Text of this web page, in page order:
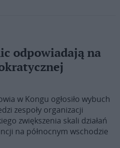
odpowiadają na
w Kongu ogłosiło wybuch
zespoły organizacji
zwiększenia skali działań
na północnym wschodzie